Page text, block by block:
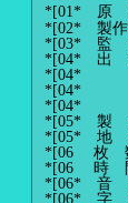
*[01* 原
*[02* 製
*[03* 監
*[04* 出
*[04*
*[04*
*[04*
*[05* 製
*[05* 地
*[06 枚
*[06 時
*[06* 音
*[06* 字